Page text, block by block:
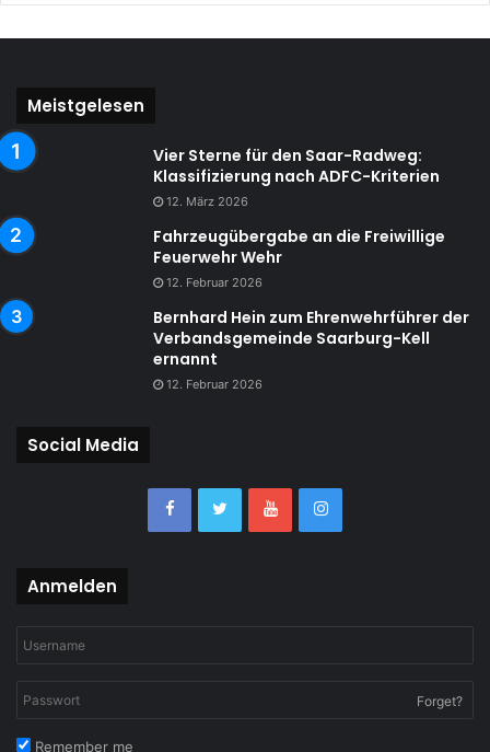
Meistgelesen
Vier Sterne für den Saar-Radweg:
Klassifizierung nach ADFC-Kriterien
12. März 2026
Fahrzeugübergabe an die Freiwillige
Feuerwehr Wehr
12. Februar 2026
Bernhard Hein zum Ehrenwehrführer der
Verbandsgemeinde Saarburg-Kell
ernannt
12. Februar 2026
Social Media
Anmelden
Forget?
Remember me